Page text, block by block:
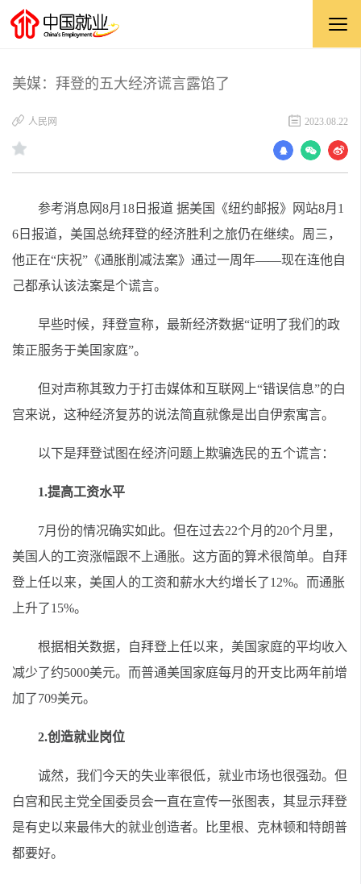
美媒：拜登的五大经济谎言露馅了
人民网 2023.08.22
参考消息网8月18日报道 据美国《纽约邮报》网站8月1
6日报道，美国总统拜登的经济胜利之旅仍在继续。周三，
他正在“庆祝”《通胀削减法案》通过一周年——现在连他自
己都承认该法案是个谎言。
早些时候，拜登宣称，最新经济数据“证明了我们的政
策正服务于美国家庭”。
但对声称其致力于打击媒体和互联网上“错误信息”的白
宫来说，这种经济复苏的说法简直就像是出自伊索寓言。
以下是拜登试图在经济问题上欺骗选民的五个谎言：
1.提高工资水平
7月份的情况确实如此。但在过去22个月的20个月里，
美国人的工资涨幅跟不上通胀。这方面的算术很简单。自拜
登上任以来，美国人的工资和薪水大约增长了12%。而通胀
上升了15%。
根据相关数据，自拜登上任以来，美国家庭的平均收入
减少了约5000美元。而普通美国家庭每月的开支比两年前增
加了709美元。
2.创造就业岗位
诚然，我们今天的失业率很低，就业市场也很强劲。但
白宫和民主党全国委员会一直在宣传一张图表，其显示拜登
是有史以来最伟大的就业创造者。比里根、克林顿和特朗普
都要好。